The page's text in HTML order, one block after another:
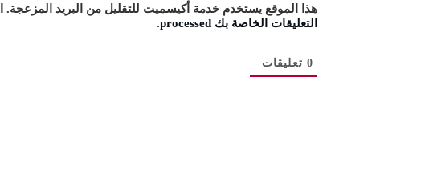
هذا الموقع يستخدم خدمة أكيسميت للتقليل من البريد المزعجة.
التعليقات الخاصة بك processed
.
0 تعليقات